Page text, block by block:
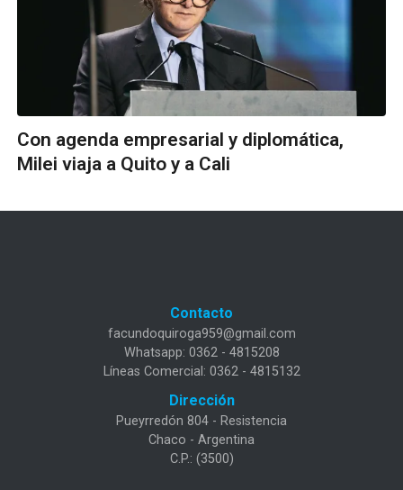
Con agenda empresarial y diplomática,
Milei viaja a Quito y a Cali
Contacto
facundoquiroga959@gmail.com
Whatsapp: 0362 - 4815208
Líneas Comercial: 0362 - 4815132
Dirección
Pueyrredón 804 - Resistencia
Chaco - Argentina
C.P.: (3500)